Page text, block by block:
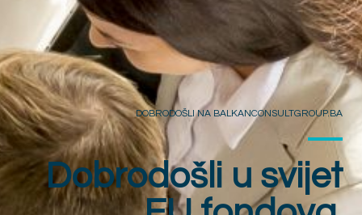
DOBRODOŠLI NA BALKANCONSULTGROUP.BA
Dobrodošli u svijet